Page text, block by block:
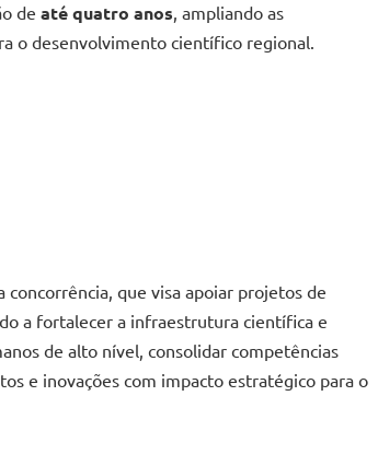
de até quatro anos, ampliando as
o desenvolvimento científico regional.
concorrência, que visa apoiar projetos de
a fortalecer a infraestrutura científica e
de alto nível, consolidar competências
e inovações com impacto estratégico para o